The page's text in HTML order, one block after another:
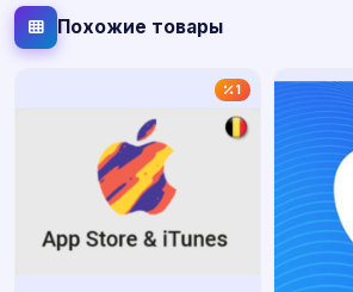
Похожие товары
1